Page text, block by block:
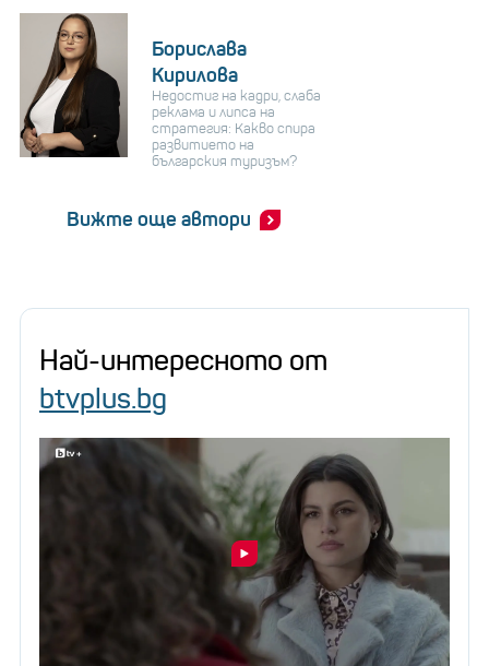
Борислава
Кирилова
Недостиг на кадри, слаба
реклама и липса на
стратегия: Какво спира
развитието на
българския туризъм?
Вижте още автори
Най-интересното от
btvplus.bg